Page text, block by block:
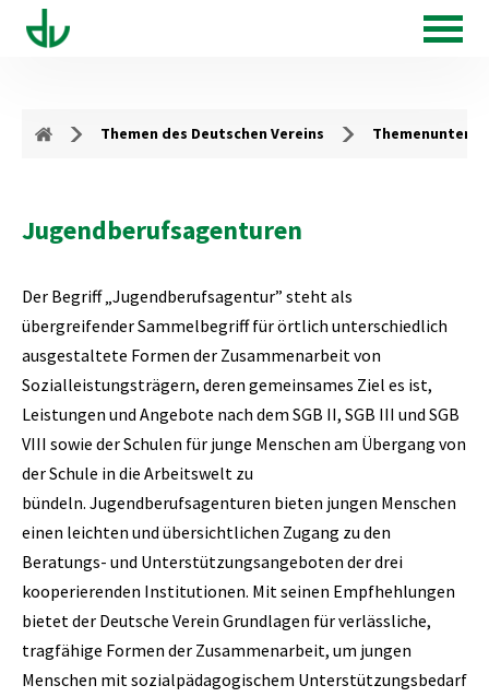
Themen des Deutschen Vereins
Jugendberufsagenturen
Der Begriff „Jugendberufsagentur” steht als
übergreifender Sammelbegriff für örtlich unterschiedlich
ausgestaltete Formen der Zusammenarbeit von
Sozialleistungsträgern, deren gemeinsames Ziel es ist,
Leistungen und Angebote nach dem SGB II, SGB III und SGB
VIII sowie der Schulen für junge Menschen am Übergang von
der Schule in die Arbeitswelt zu
bündeln. Jugendberufsagenturen bieten jungen Menschen
einen leichten und übersichtlichen Zugang zu den
Beratungs- und Unterstützungsangeboten der drei
kooperierenden Institutionen. Mit seinen Empfhehlungen
bietet der Deutsche Verein Grundlagen für verlässliche,
tragfähige Formen der Zusammenarbeit, um jungen
Menschen mit sozialpädagogischem Unterstützungsbedarf